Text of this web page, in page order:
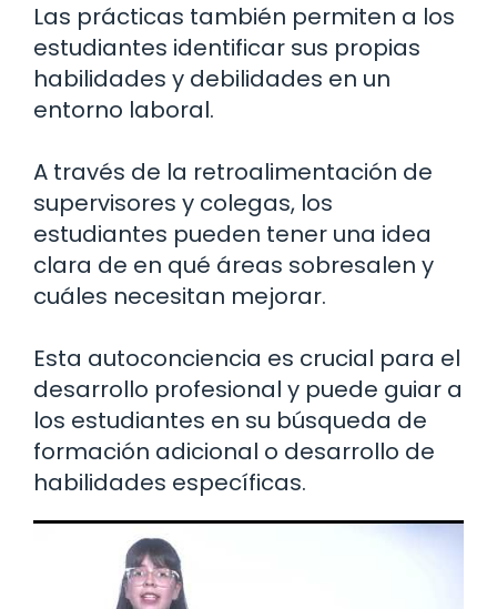
Las prácticas también permiten a los
estudiantes identificar sus propias
habilidades y debilidades en un
entorno laboral.
A través de la retroalimentación de
supervisores y colegas, los
estudiantes pueden tener una idea
clara de en qué áreas sobresalen y
cuáles necesitan mejorar.
Esta autoconciencia es crucial para el
desarrollo profesional y puede guiar a
los estudiantes en su búsqueda de
formación adicional o desarrollo de
habilidades específicas.